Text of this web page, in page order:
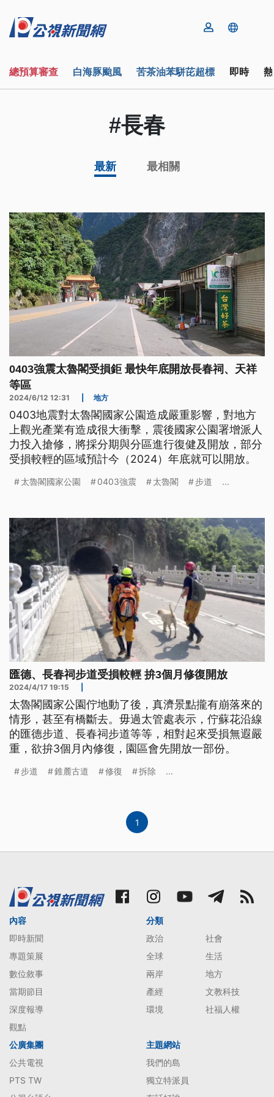
總預算審查 白海豚颱風 苦茶油苯駢芘超標 即時
#長春
最新 最相關
0403強震太魯閣受損鉅 最快年底開放長春祠、天祥
等區
2024/6/12 12:31 地方
0403地震對太魯閣國家公園造成嚴重影響，對地方
上觀光產業有造成很大衝擊，震後國家公園署增派人
力投入搶修，將採分期與分區進行復健及開放，部分
受損較輕的區域預計今（2024）年底就可以開放。
太魯閣國家公園 0403強震 太魯閣 步道 ...
匯德、長春祠步道受損較輕 拚3個月修復開放
2024/4/17 19:15
太魯閣國家公園佇地動了後，真濟景點攏有崩落來的
情形，甚至有橋斷去。毋過太管處表示，佇蘇花沿線
的匯德步道、長春祠步道等等，相對起來受損無遐嚴
重，欲拚3個月內修復，園區會先開放一部份。
步道 錐麓古道 修復 拆除 ...
1
內容
即時新聞
專題策展
數位敘事
當期節目
深度報導
觀點
分類
政治
社會
全球
生活
兩岸
地方
產經
文教科技
環境
社福人權
公廣集團
公共電視
PTS TW
主題網站
我們的島
獨立特派員